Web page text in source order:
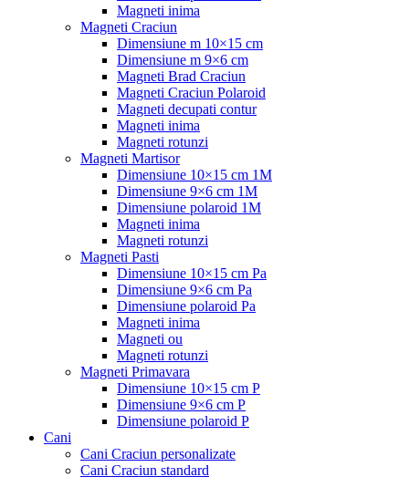
Magneti inima
Magneti Craciun
Dimensiune m 10×15 cm
Dimensiune m 9×6 cm
Magneti Brad Craciun
Magneti Craciun Polaroid
Magneti decupati contur
Magneti inima
Magneti rotunzi
Magneti Martisor
Dimensiune 10×15 cm 1M
Dimensiune 9×6 cm 1M
Dimensiune polaroid 1M
Magneti inima
Magneti rotunzi
Magneti Pasti
Dimensiune 10×15 cm Pa
Dimensiune 9×6 cm Pa
Dimensiune polaroid Pa
Magneti inima
Magneti ou
Magneti rotunzi
Magneti Primavara
Dimensiune 10×15 cm P
Dimensiune 9×6 cm P
Dimensiune polaroid P
Cani
Cani Craciun personalizate
Cani Craciun standard